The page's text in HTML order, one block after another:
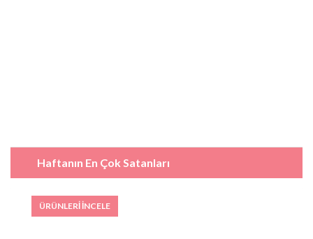
Haftanın En Çok Satanları
ÜRÜNLERİ İNCELE